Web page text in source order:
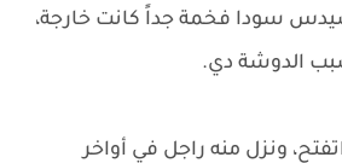
سودا فخمة جداً كانت خارجة،
الدوشة دي.
ونزل منه راجل في أواخر